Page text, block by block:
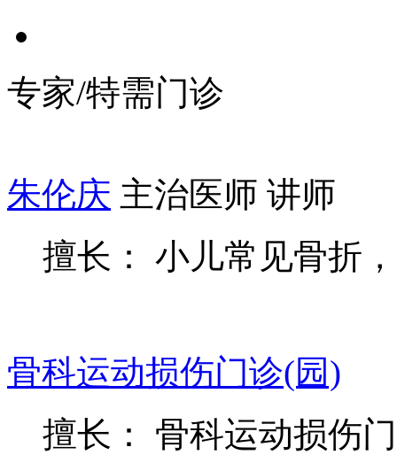
专家/特需门诊
朱伦庆 主治医师 讲师
擅长： 小儿常见骨折
骨科运动损伤门诊(园)
擅长： 骨科运动损伤